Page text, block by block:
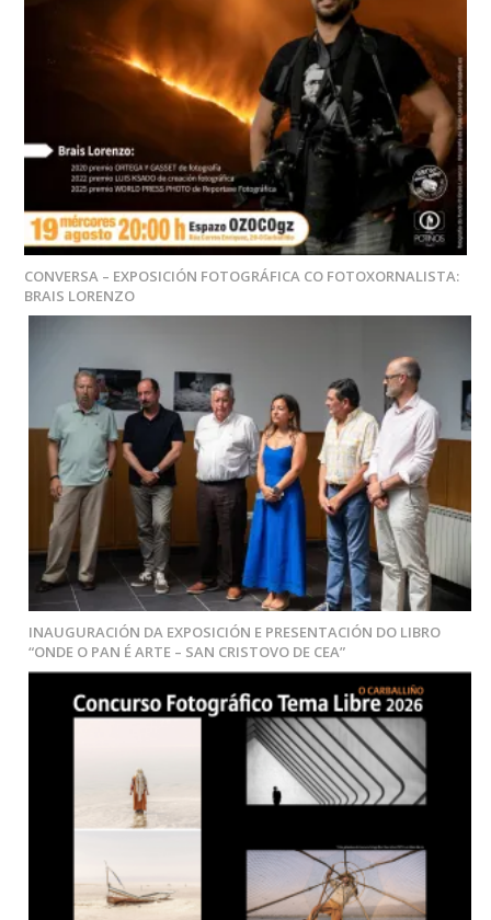
CONVERSA – EXPOSICIÓN FOTOGRÁFICA CO FOTOXORNALISTA:
BRAIS LORENZO
INAUGURACIÓN DA EXPOSICIÓN E PRESENTACIÓN DO LIBRO
“ONDE O PAN É ARTE – SAN CRISTOVO DE CEA”